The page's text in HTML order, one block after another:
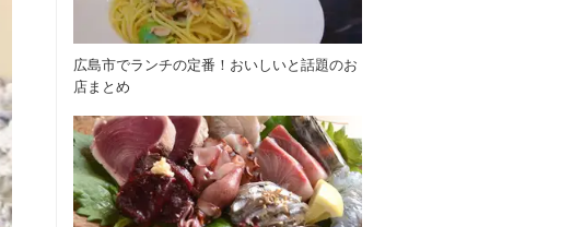
広島市でランチの定番！おいしいと話題のお
店まとめ